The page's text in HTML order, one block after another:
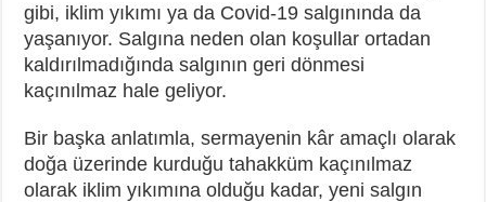
gibi, iklim yıkımı ya da Covid-19 salgınında da
yaşanıyor. Salgına neden olan koşullar ortadan
kaldırılmadığında salgının geri dönmesi
kaçınılmaz hale geliyor.
Bir başka anlatımla, sermayenin kâr amaçlı olarak
doğa üzerinde kurduğu tahakküm kaçınılmaz
olarak iklim yıkımına olduğu kadar, yeni salgın